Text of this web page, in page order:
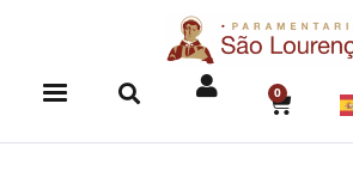
0
CART